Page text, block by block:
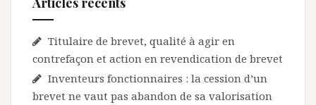
Titulaire de brevet, qualité à agir en
contrefaçon et action en revendication de brevet
Inventeurs fonctionnaires : la cession d’un
brevet ne vaut pas abandon de sa valorisation